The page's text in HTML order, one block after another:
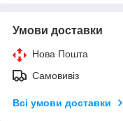
Умови доставки
Нова Пошта
Самовивіз
Всі умови доставки